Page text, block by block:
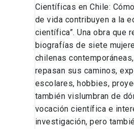
Científicas en Chile:
de vida contribuyen a la
científica”. Una obra que
biografías de siete
chilenas
repasan sus caminos,
escolares, hobbies,
también vislumbran de
vocación científica e
investigación, pero